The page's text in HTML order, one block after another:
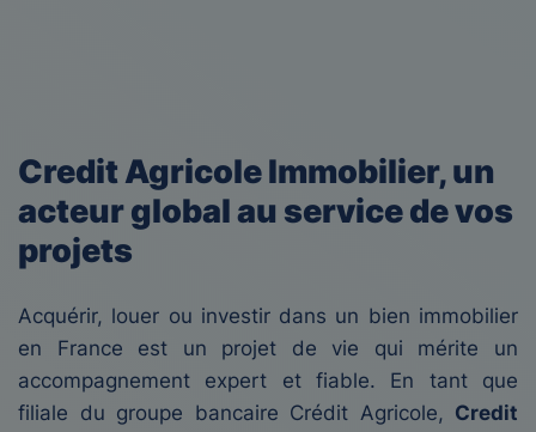
Credit Agricole Immobilier, un
acteur global au service de vos
projets
Acquérir, louer ou investir dans un bien immobilier
en France est un projet de vie qui mérite un
accompagnement expert et fiable. En tant que
filiale du groupe bancaire Crédit Agricole, Credit